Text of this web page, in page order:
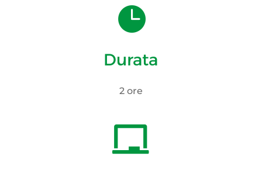

Durata
2 ore
